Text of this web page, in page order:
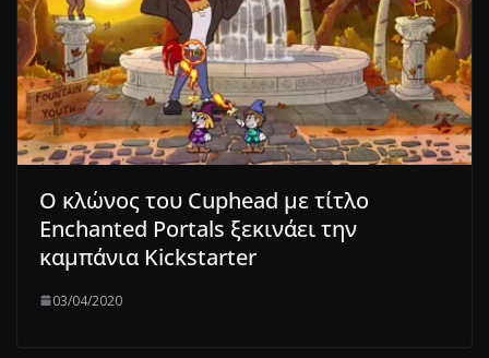
Ο κλώνος του Cuphead με τίτλο
Enchanted Portals ξεκινάει την
καμπάνια Kickstarter
03/04/2020